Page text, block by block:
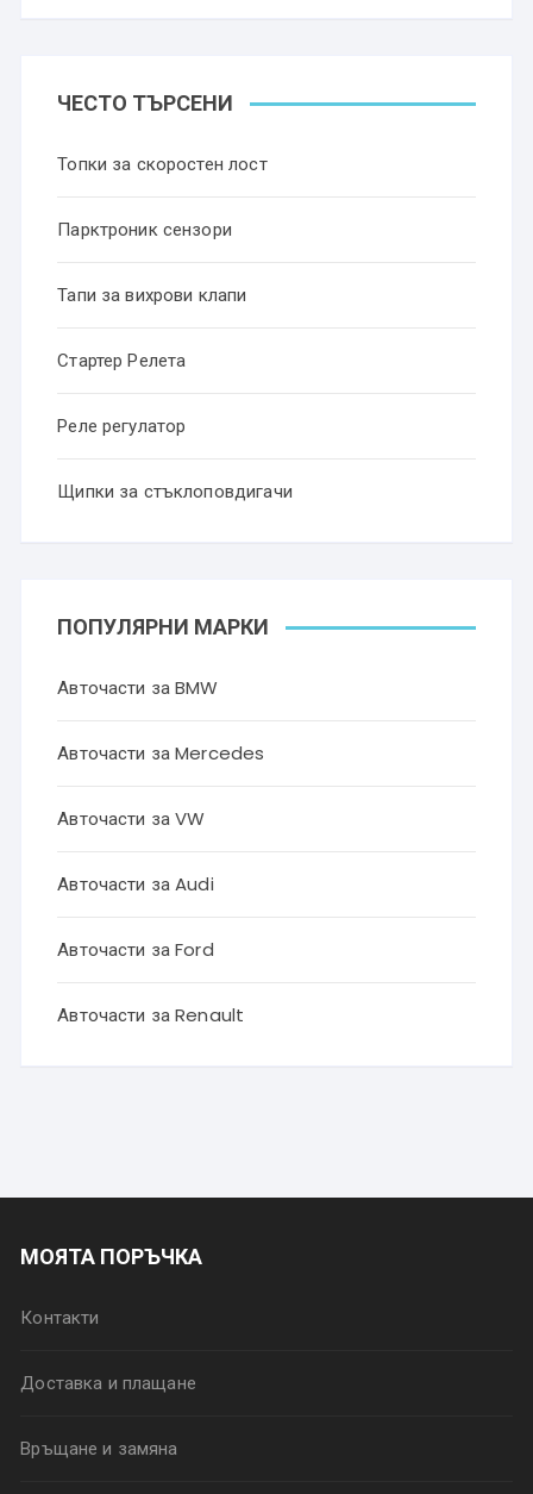
ЧЕСТО ТЪРСЕНИ
Топки за скоростен лост
Парктроник сензори
Тапи за вихрови клапи
Стартер Релета
Реле регулатор
Щипки за стъклоповдигачи
ПОПУЛЯРНИ МАРКИ
Авточасти за BMW
Авточасти за Mercedes
Авточасти за VW
Авточасти за Audi
Авточасти за Ford
Авточасти за Renault
МОЯТА ПОРЪЧКА
Контакти
Доставка и плащане
Връщане и замяна